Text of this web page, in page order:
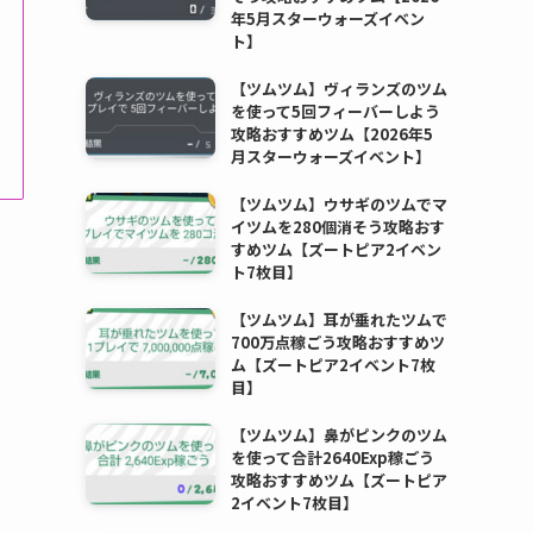
年5月スターウォーズイベン
ト】
【ツムツム】ヴィランズのツム
を使って5回フィーバーしよう
攻略おすすめツム【2026年5
月スターウォーズイベント】
【ツムツム】ウサギのツムでマ
イツムを280個消そう攻略おす
すめツム【ズートピア2イベン
ト7枚目】
【ツムツム】耳が垂れたツムで
700万点稼ごう攻略おすすめツ
ム【ズートピア2イベント7枚
目】
【ツムツム】鼻がピンクのツム
を使って合計2640Exp稼ごう
攻略おすすめツム【ズートピア
2イベント7枚目】